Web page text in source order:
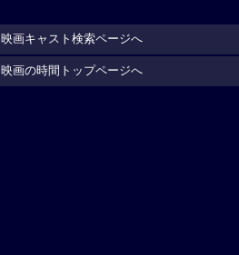
映画キャスト検索ページへ
映画の時間トップページへ